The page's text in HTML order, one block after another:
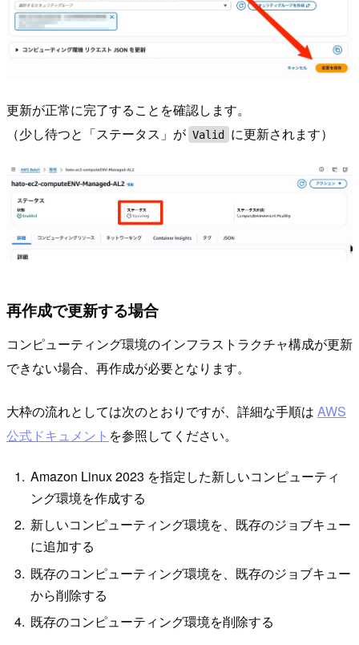
更新が正常に完了することを確認します。
（少し待つと「ステータス」が Valid に更新されます）
再作成で更新する場合
コンピューティング環境のインフラストラクチャ構成が更新
できない場合、再作成が必要となります。
大枠の流れとしては次のとおりですが、詳細な手順は AWS
公式ドキュメント を参照してください。
Amazon Linux 2023 を指定した新しいコンピューティ
ング環境を作成する
新しいコンピューティング環境を、既存のジョブキュー
に追加する
既存のコンピューティング環境を、既存のジョブキュー
から削除する
既存のコンピューティング環境を削除する